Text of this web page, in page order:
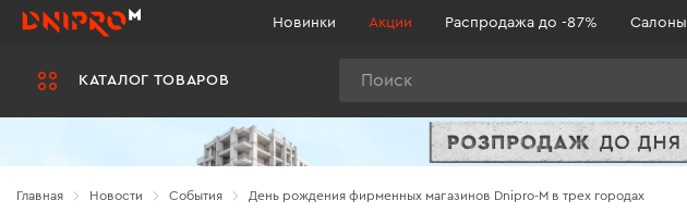
КАТАЛОГ ТОВАРОВ
Новинки Акции Распродажа до -87% Салоны
Главная Новости Cобытия День рождения фирменных магазинов Dnipro-M в трех городах